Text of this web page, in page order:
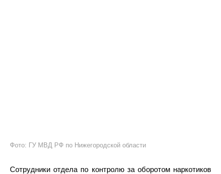
Фото: ГУ МВД РФ по Нижегородской области
Сотрудники отдела по контролю за оборотом наркотиков